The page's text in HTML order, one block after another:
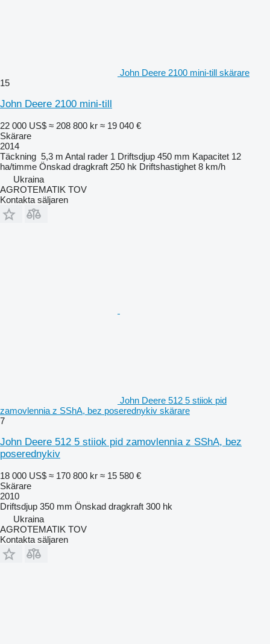
John Deere 2100 mini-till skärare
15
John Deere 2100 mini-till
22 000 US$ ≈ 208 800 kr ≈ 19 040 €
Skärare
2014
Täckning 5,3 m Antal rader 1 Driftsdjup 450 mm Kapacitet 12
ha/timme Önskad dragkraft 250 hk Driftshastighet 8 km/h
Ukraina
AGROTEMATIK TOV
Kontakta säljaren
John Deere 512 5 stiiok pid
zamovlennia z SShA, bez poserednykiv skärare
7
John Deere 512 5 stiiok pid zamovlennia z SShA, bez
poserednykiv
18 000 US$ ≈ 170 800 kr ≈ 15 580 €
Skärare
2010
Driftsdjup 350 mm Önskad dragkraft 300 hk
Ukraina
AGROTEMATIK TOV
Kontakta säljaren